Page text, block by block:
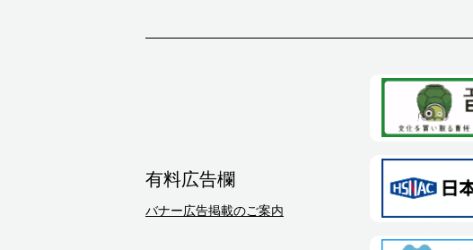
有料広告欄
バナー広告掲載のご案内